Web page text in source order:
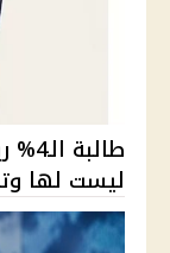
ليست لها